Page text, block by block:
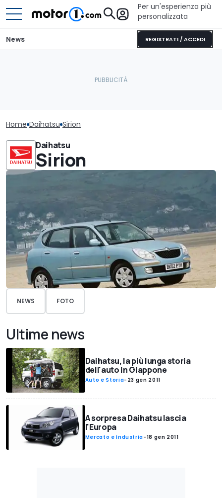
Per un'esperienza più
personalizzata
REGISTRATI / ACCEDI
News
Home Daihatsu Sirion
Daihatsu
Sirion
NEWS FOTO
Ultime news
Daihatsu, la più lunga storia
dell'auto in Giappone
Auto e Storia- 23 gen 2011
A sorpresa Daihatsu lascia
l'Europa
Mercato e Industria-18 gen 2011